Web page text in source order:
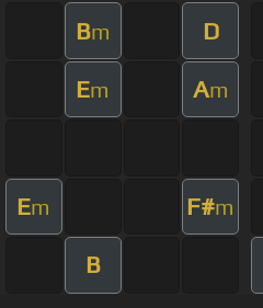
Bm D
Em Am
Em F#m
B